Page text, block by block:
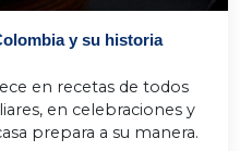
y su historia
en recetas de todos
en celebraciones y
prepara a su manera.